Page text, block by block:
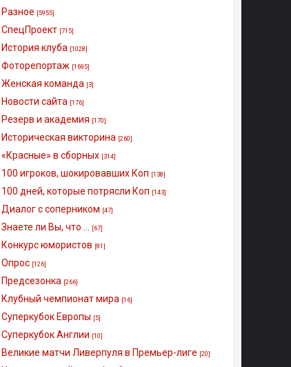
Разное [5955]
СпецПроект [715]
История клуба [1028]
Фоторепортаж [1695]
Женская команда [3]
Новости сайта [176]
Резерв и академия [170]
Историческая викторина [260]
«Красные» в сборных [314]
100 игроков, шокировавших Коп [138]
100 дней, которые потрясли Коп [143]
Диалог с соперником [47]
Знаете ли Вы, что ... [67]
Конкурс юмористов [81]
Опрос [126]
Предсезонка [266]
Клубный чемпионат мира [16]
Суперкубок Европы [5]
Суперкубок Англии [10]
Великие матчи Ливерпуля в Премьер-лиге [20]